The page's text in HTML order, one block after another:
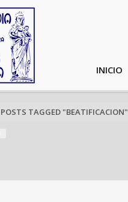
INICIO
POSTS TAGGED "BEATIFICACION"